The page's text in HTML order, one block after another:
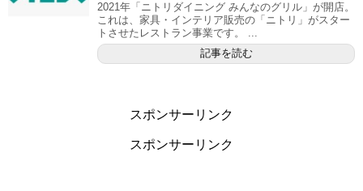
2021年「ニトリダイニング みんなのグリル」が開店。
これは、家具・インテリア販売の「ニトリ」がスター
トさせたレストラン事業です。 ...
記事を読む
スポンサーリンク
スポンサーリンク